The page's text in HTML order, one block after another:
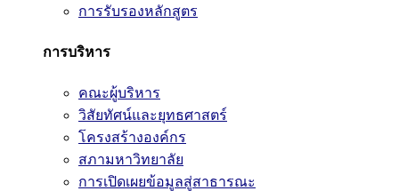
การรับรองหลักสูตร
การบริหาร
คณะผู้บริหาร
วิสัยทัศน์และยุทธศาสตร์
โครงสร้างองค์กร
สภามหาวิทยาลัย
การเปิดเผยข้อมูลสู่สาธารณะ